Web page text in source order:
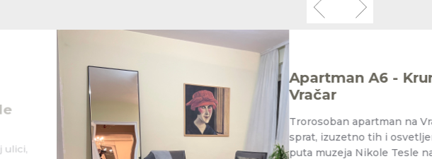
Apartman A23 - Trg Nikole
Pašića
Apartman A6 - Krunska -
Vračar
Trorosoban apartman na Vračaru 70 m2, 3
sprat, izuzetno tih i osvetljen stan preko
puta muzeja Nikole Tesle nalazi se u